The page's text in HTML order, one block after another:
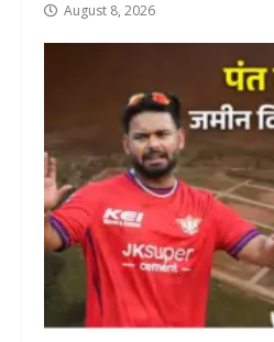
August 8, 2026